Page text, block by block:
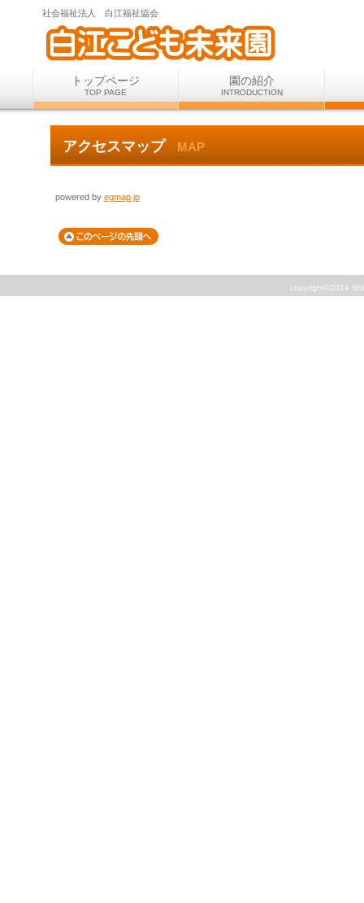
社会福祉法人 白江福祉協会
アクセスマップ MAP
powered by egmap.jp
トップページ
TOP PAGE
園の紹介
INTRODUCTION
copyright©2014